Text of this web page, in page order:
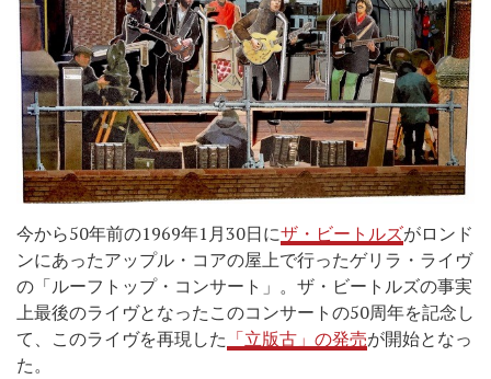
今から50年前の1969年1月30日にザ・ビートルズがロンド
ンにあったアップル・コアの屋上で行ったゲリラ・ライヴ
の「ルーフトップ・コンサート」。ザ・ビートルズの事実
上最後のライヴとなったこのコンサートの50周年を記念し
て、このライヴを再現した 「立版古」の発売が開始となっ
た。